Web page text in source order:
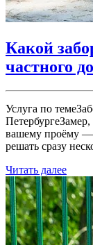
Какой
частного
Услуга по
вашему проёму —
решать сразу
Читать далее